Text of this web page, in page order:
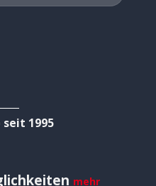
seit 1995
mehr